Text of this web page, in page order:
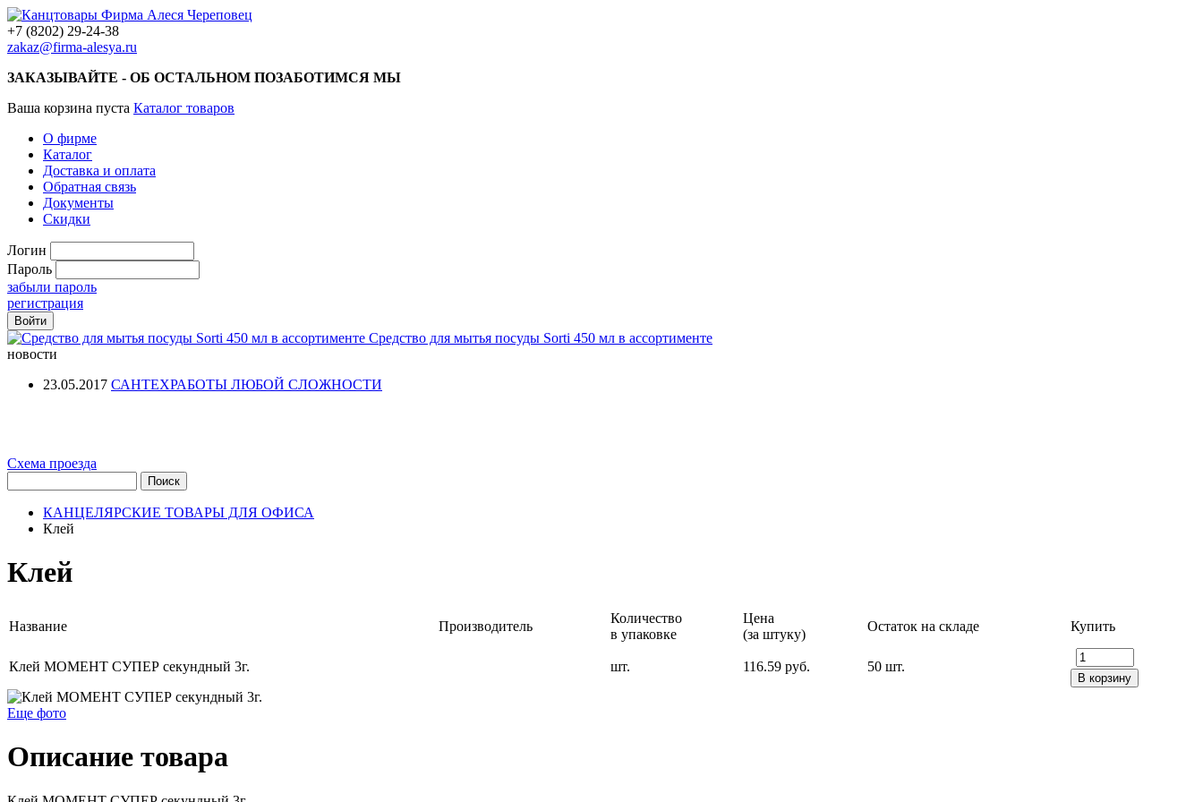
+7 (8202) 29-24-38
zakaz@firma-alesya.ru
ЗАКАЗЫВАЙТЕ - ОБ ОСТАЛЬНОМ ПОЗАБОТИМСЯ МЫ
Ваша корзина пуста Каталог товаров
О фирме
Каталог
Доставка и оплата
Обратная связь
Документы
Скидки
Логин
Пароль
забыли пароль
регистрация
Средство для мытья посуды Sorti 450 мл в ассортименте
новости
23.05.2017 САНТЕХРАБОТЫ ЛЮБОЙ СЛОЖНОСТИ
Схема проезда
КАНЦЕЛЯРСКИЕ ТОВАРЫ ДЛЯ ОФИСА
Клей
Клей
Название Производитель
Количество
в упаковке
Цена
(за штуку)
Остаток на складе Купить
Клей МОМЕНТ СУПЕР секундный 3г. шт. 116.59 руб. 50 шт.
Еще фото
Описание товара